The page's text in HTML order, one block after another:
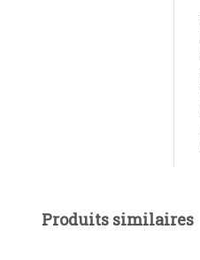
Produits similaires